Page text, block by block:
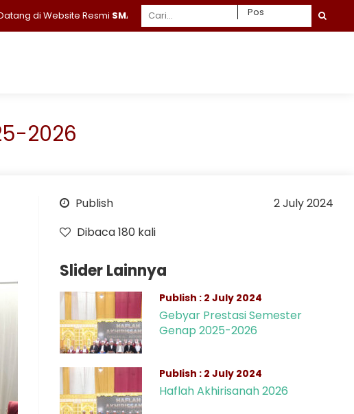
di Website ResmiSMA Daruttaqwa Gresik
2026
Publish
2 July 2024
Dibaca 180 kali
Slider Lainnya
Publish : 2 July 2024
Gebyar Prestasi Semester
Genap 2025-2026
Publish : 2 July 2024
Haflah Akhirisanah 2026